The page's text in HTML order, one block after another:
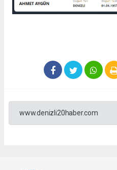
www.denizli20haber.com